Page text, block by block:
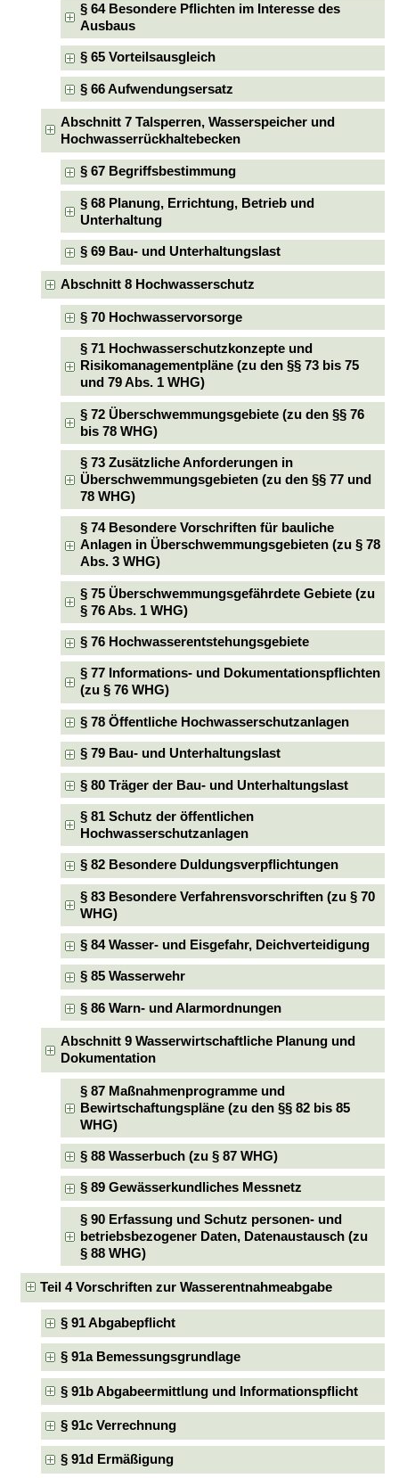
§ 64 Besondere Pflichten im Interesse des
Ausbaus
§ 65 Vorteilsausgleich
§ 66 Aufwendungsersatz
Abschnitt 7 Talsperren, Wasserspeicher und
Hochwasserrückhaltebecken
§ 67 Begriffsbestimmung
§ 68 Planung, Errichtung, Betrieb und
Unterhaltung
§ 69 Bau- und Unterhaltungslast
Abschnitt 8 Hochwasserschutz
§ 70 Hochwasservorsorge
§ 71 Hochwasserschutzkonzepte und
Risikomanagementpläne (zu den §§ 73 bis 75
und 79 Abs. 1 WHG)
§ 72 Überschwemmungsgebiete (zu den §§ 76
bis 78 WHG)
§ 73 Zusätzliche Anforderungen in
Überschwemmungsgebieten (zu den §§ 77 und
78 WHG)
§ 74 Besondere Vorschriften für bauliche
Anlagen in Überschwemmungsgebieten (zu § 78
Abs. 3 WHG)
§ 75 Überschwemmungsgefährdete Gebiete (zu
§ 76 Abs. 1 WHG)
§ 76 Hochwasserentstehungsgebiete
§ 77 Informations- und Dokumentationspflichten
(zu § 76 WHG)
§ 78 Öffentliche Hochwasserschutzanlagen
§ 79 Bau- und Unterhaltungslast
§ 80 Träger der Bau- und Unterhaltungslast
§ 81 Schutz der öffentlichen
Hochwasserschutzanlagen
§ 82 Besondere Duldungsverpflichtungen
§ 83 Besondere Verfahrensvorschriften (zu § 70
WHG)
§ 84 Wasser- und Eisgefahr, Deichverteidigung
§ 85 Wasserwehr
§ 86 Warn- und Alarmordnungen
Abschnitt 9 Wasserwirtschaftliche Planung und
Dokumentation
§ 87 Maßnahmenprogramme und
Bewirtschaftungspläne (zu den §§ 82 bis 85
WHG)
§ 88 Wasserbuch (zu § 87 WHG)
§ 89 Gewässerkundliches Messnetz
§ 90 Erfassung und Schutz personen- und
betriebsbezogener Daten, Datenaustausch (zu
§ 88 WHG)
Teil 4 Vorschriften zur Wasserentnahmeabgabe
§ 91 Abgabepflicht
§ 91a Bemessungsgrundlage
§ 91b Abgabeermittlung und Informationspflicht
§ 91c Verrechnung
§ 91d Ermäßigung